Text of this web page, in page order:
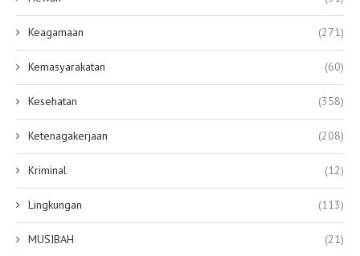
Keagamaan (271)
Kemasyarakatan (60)
Kesehatan (358)
Ketenagakerjaan (208)
Kriminal (12)
Lingkungan (113)
MUSIBAH (21)